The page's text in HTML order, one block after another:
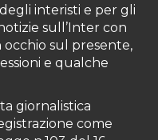
interisti e per gli
sull’Inter con
occhio sul presente,
e qualche
giornalistica
come